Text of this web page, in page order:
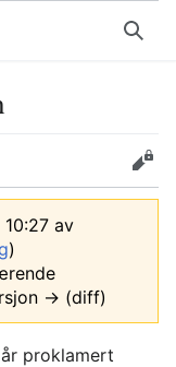
Søk
Rediger
av
)
→ (diff)
proklamert